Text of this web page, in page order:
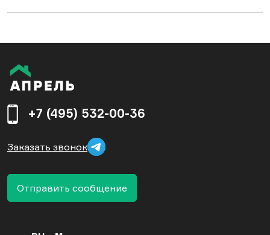
+7 (495) 532-00-36
Заказать звонок
Отправить сообщение